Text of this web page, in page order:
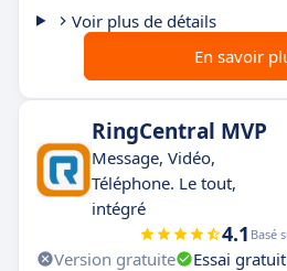
Voir plus de détails
En savoir
RingCentral MVP
Message, Vidéo,
Téléphone. Le tout,
intégré
4.1 Basé
Version gratuite Essai gratuit